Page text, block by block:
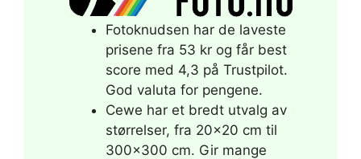
Fotoknudsen har de laveste
prisene fra 53 kr og får best
score med 4,3 på Trustpilot.
God valuta for pengene.
Cewe har et bredt utvalg av
størrelser, fra 20×20 cm til
300×300 cm. Gir mange